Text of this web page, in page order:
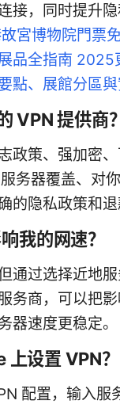
接，同时提升
宮博物院門票
品全指南 2025
點、展館分區
VPN 提供商？
政策、强加密
务器覆盖、对
的隐私政策和退
我的网速？
通过选择近地
务商，可以把影
器速度更稳定。
设置 VPN？
配置，输入服